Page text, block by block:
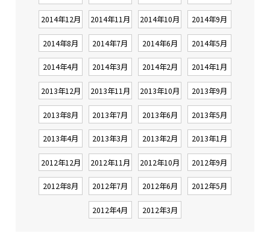
2014年12月 2014年11月 2014年10月 2014年9月
2014年8月 2014年7月 2014年6月 2014年5月
2014年4月 2014年3月 2014年2月 2014年1月
2013年12月 2013年11月 2013年10月 2013年9月
2013年8月 2013年7月 2013年6月 2013年5月
2013年4月 2013年3月 2013年2月 2013年1月
2012年12月 2012年11月 2012年10月 2012年9月
2012年8月 2012年7月 2012年6月 2012年5月
2012年4月 2012年3月